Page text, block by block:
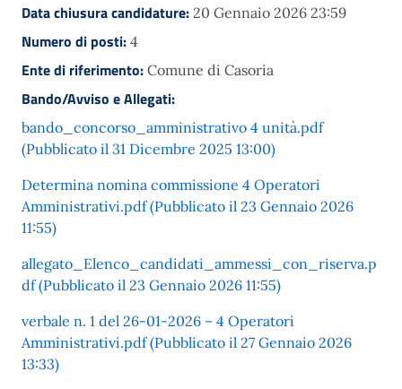
Data chiusura candidature: 20 Gennaio 2026 23:59
Numero di posti: 4
Ente di riferimento: Comune di Casoria
Bando/Avviso e Allegati:
bando_concorso_amministrativo 4 unità.pdf
(Pubblicato il 31 Dicembre 2025 13:00)
Determina nomina commissione 4 Operatori
Amministrativi.pdf (Pubblicato il 23 Gennaio 2026
11:55)
allegato_Elenco_candidati_ammessi_con_riserva.p
df (Pubblicato il 23 Gennaio 2026 11:55)
verbale n. 1 del 26-01-2026 – 4 Operatori
Amministrativi.pdf (Pubblicato il 27 Gennaio 2026
13:33)